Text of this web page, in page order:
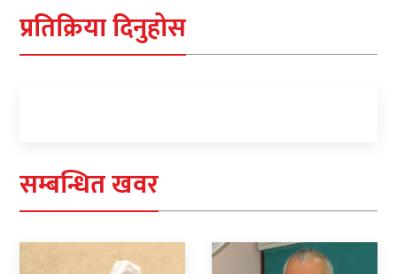
प्रतिक्रिया दिनुहोस
सम्बन्धित खवर